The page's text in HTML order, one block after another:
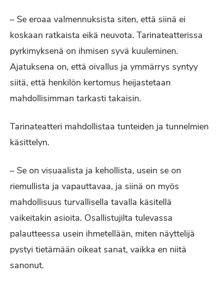
– Se eroaa valmennuksista siten, että siinä ei
koskaan ratkaista eikä neuvota. Tarinateatterissa
pyrkimyksenä on ihmisen syvä kuuleminen.
Ajatuksena on, että oivallus ja ymmärrys syntyy
siitä, että henkilön kertomus heijastetaan
mahdollisimman tarkasti takaisin.
Tarinateatteri mahdollistaa tunteiden ja tunnelmien
käsittelyn.
– Se on visuaalista ja kehollista, usein se on
riemullista ja vapauttavaa, ja siinä on myös
mahdollisuus turvallisella tavalla käsitellä
vaikeitakin asioita. Osallistujilta tulevassa
palautteessa usein ihmetellään, miten näyttelijä
pystyi tietämään oikeat sanat, vaikka en niitä
sanonut.